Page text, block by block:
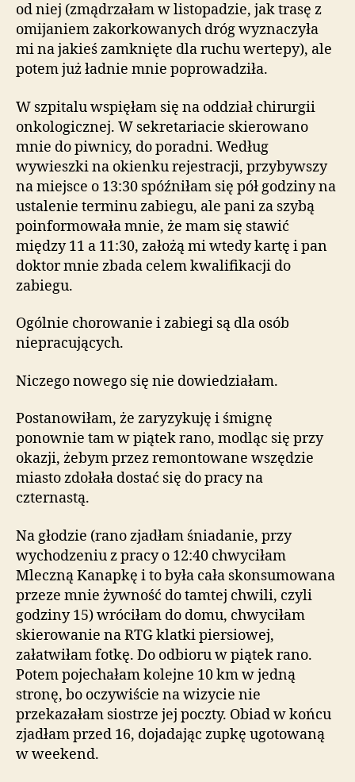
od niej (zmądrzałam w listopadzie, jak trasę z
omijaniem zakorkowanych dróg wyznaczyła
mi na jakieś zamknięte dla ruchu wertepy), ale
potem już ładnie mnie poprowadziła.
W szpitalu wspięłam się na oddział chirurgii
onkologicznej. W sekretariacie skierowano
mnie do piwnicy, do poradni. Według
wywieszki na okienku rejestracji, przybywszy
na miejsce o 13:30 spóźniłam się pół godziny na
ustalenie terminu zabiegu, ale pani za szybą
poinformowała mnie, że mam się stawić
między 11 a 11:30, założą mi wtedy kartę i pan
doktor mnie zbada celem kwalifikacji do
zabiegu.
Ogólnie chorowanie i zabiegi są dla osób
niepracujących.
Niczego nowego się nie dowiedziałam.
Postanowiłam, że zaryzykuję i śmignę
ponownie tam w piątek rano, modląc się przy
okazji, żebym przez remontowane wszędzie
miasto zdołała dostać się do pracy na
czternastą.
Na głodzie (rano zjadłam śniadanie, przy
wychodzeniu z pracy o 12:40 chwyciłam
Mleczną Kanapkę i to była cała skonsumowana
przeze mnie żywność do tamtej chwili, czyli
godziny 15) wróciłam do domu, chwyciłam
skierowanie na RTG klatki piersiowej,
załatwiłam fotkę. Do odbioru w piątek rano.
Potem pojechałam kolejne 10 km w jedną
stronę, bo oczywiście na wizycie nie
przekazałam siostrze jej poczty. Obiad w końcu
zjadłam przed 16, dojadając zupkę ugotowaną
w weekend.